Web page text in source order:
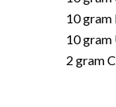
10
10 gram
2 gram